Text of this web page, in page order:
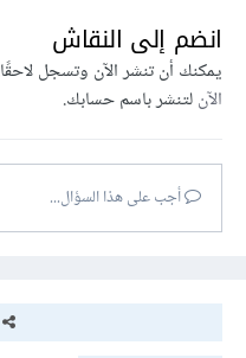
انضم إلى النقاش
يمكنك أن تنشر الآن وتسجل
الآنلتنشر باسم حسابك.
أجب على هذا السؤال...